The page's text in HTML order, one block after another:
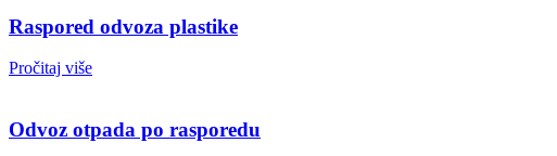
Raspored odvoza plastike
Pročitaj više
Odvoz otpada po rasporedu